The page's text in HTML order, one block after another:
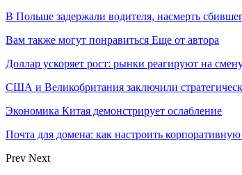
В Польше задержали водителя, насмерть
Вам также могут понравиться Еще от автора
Доллар ускоряет рост: рынки реагируют на
США и Великобритания заключили
Экономика Китая демонстрирует ослабление
Почта для домена: как настроить
Prev Next